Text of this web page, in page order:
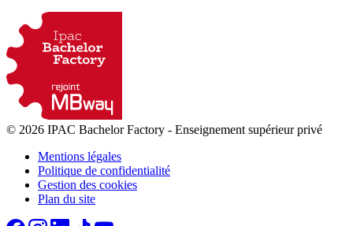
© 2026 IPAC Bachelor Factory - Enseignement supérieur privé
Mentions légales
Politique de confidentialité
Gestion des cookies
Plan du site